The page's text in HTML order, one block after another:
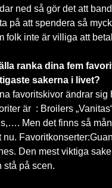
ned så gör det att
på att spendera så
folk inte är villiga att
ranka dina fem
sakerna i livet?
favoritskivor ändrar
är : Broilers
Men det finns så
nu.
Den mest viktiga
stå på scen.